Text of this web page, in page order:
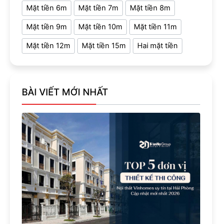
Mặt tiền 6m Mặt tiền 7m Mặt tiền 8m
Mặt tiền 9m Mặt tiền 10m Mặt tiền 11m
Mặt tiền 12m Mặt tiền 15m Hai mặt tiền
BÀI VIẾT MỚI NHẤT